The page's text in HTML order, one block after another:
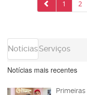
1 2
NotíciasServiços
Notícias mais recentes